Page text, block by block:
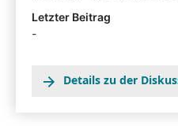
eingesehen werden: hier
Letzter Beitrag
-
Details zu der